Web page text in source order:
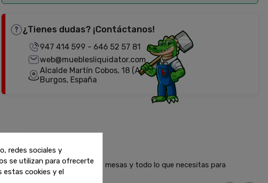
¿Tienes dudas? ¡Contáctanos!
947 414 599 - 646 52 57 81
web@mueblesliquidator.com
Alcalde Martín Cobos, 18 (Antigua Fiat)
Burgos, España
más sofás, armarios, mesas y todo lo que necesitas para
se agoten!
redes sociales y
se utilizan para ofrecerte
estas cookies y el